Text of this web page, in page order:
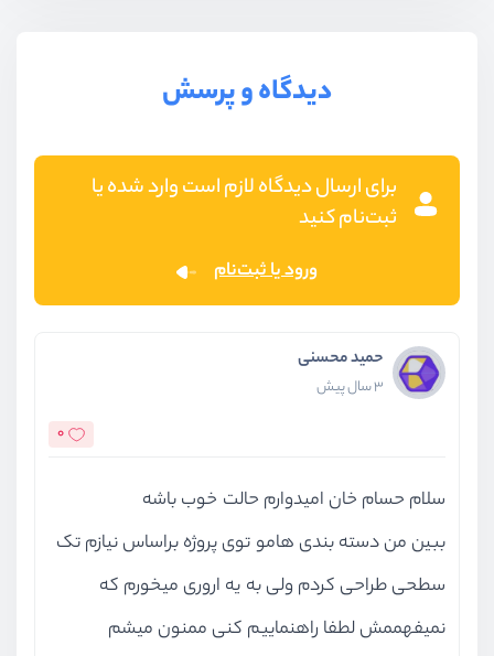
دیدگاه و پرسش
برای ارسال دیدگاه لازم است وارد شده یا
ثبت‌نام کنید
ورود یا ثبت‌نام
حمید محسنی
3 سال پیش
0
سلام حسام خان امیدوارم حالت خوب باشه
ببین من دسته بندی هامو توی پروژه براساس نیازم تک
سطحی طراحی کردم ولی به یه اروری میخورم که
نمیفهممش لطفا راهنماییم کنی ممنون میشم